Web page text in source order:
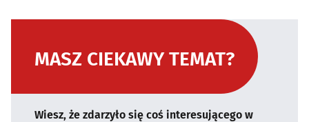
MASZ CIEKAWY TEMAT?
Wiesz, że zdarzyło się coś interesującego w